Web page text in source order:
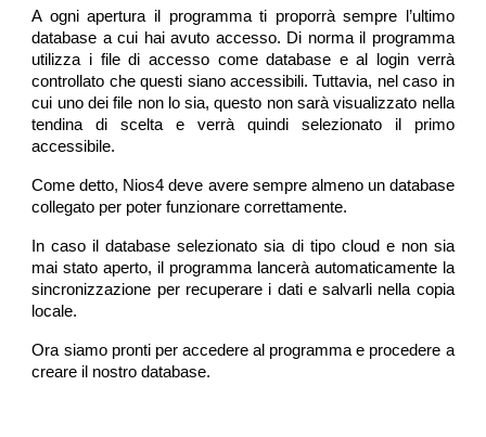
A ogni apertura il programma ti proporrà sempre l’ultimo
database a cui hai avuto accesso. Di norma il programma
utilizza i file di accesso come database e al login verrà
controllato che questi siano accessibili. Tuttavia, nel caso in
cui uno dei file non lo sia, questo non sarà visualizzato nella
tendina di scelta e verrà quindi selezionato il primo
accessibile.
Come detto, Nios4 deve avere sempre almeno un database
collegato per poter funzionare correttamente.
In caso il database selezionato sia di tipo cloud e non sia
mai stato aperto, il programma lancerà automaticamente la
sincronizzazione per recuperare i dati e salvarli nella copia
locale.
Ora siamo pronti per accedere al programma e procedere a
creare il nostro database.